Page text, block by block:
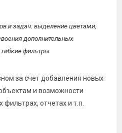
и задач: выделение цветами,
дополнительных
фильтры
за счет добавления новых
и возможности
отчетах и т.п.